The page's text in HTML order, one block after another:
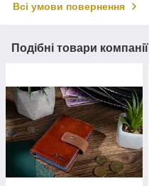
Всі умови повернення
Подібні товари компанії